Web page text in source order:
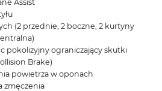
Assist
(2 przednie, 2 boczne, 2 kurtyny
pokolizyjny ograniczający skutki
Brake)
powietrza w oponach
zmęczenia